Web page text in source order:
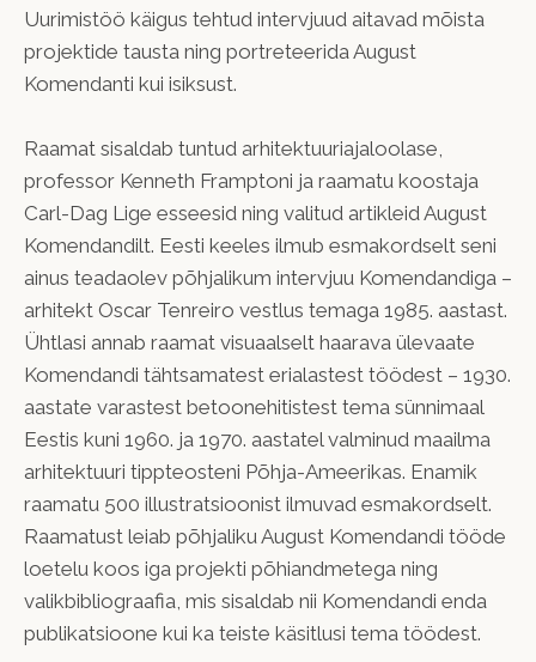
Uurimistöö käigus tehtud intervjuud aitavad mõista
projektide tausta ning portreteerida August
Komendanti kui isiksust.
Raamat sisaldab tuntud arhitektuuriajaloolase,
professor Kenneth Framptoni ja raamatu koostaja
Carl-Dag Lige esseesid ning valitud artikleid August
Komendandilt. Eesti keeles ilmub esmakordselt seni
ainus teadaolev põhjalikum intervjuu Komendandiga –
arhitekt Oscar Tenreiro vestlus temaga 1985. aastast.
Ühtlasi annab raamat visuaalselt haarava ülevaate
Komendandi tähtsamatest erialastest töödest – 1930.
aastate varastest betoonehitistest tema sünnimaal
Eestis kuni 1960. ja 1970. aastatel valminud maailma
arhitektuuri tippteosteni Põhja-Ameerikas. Enamik
raamatu 500 illustratsioonist ilmuvad esmakordselt.
Raamatust leiab põhjaliku August Komendandi tööde
loetelu koos iga projekti põhiandmetega ning
valikbibliograafia, mis sisaldab nii Komendandi enda
publikatsioone kui ka teiste käsitlusi tema töödest.